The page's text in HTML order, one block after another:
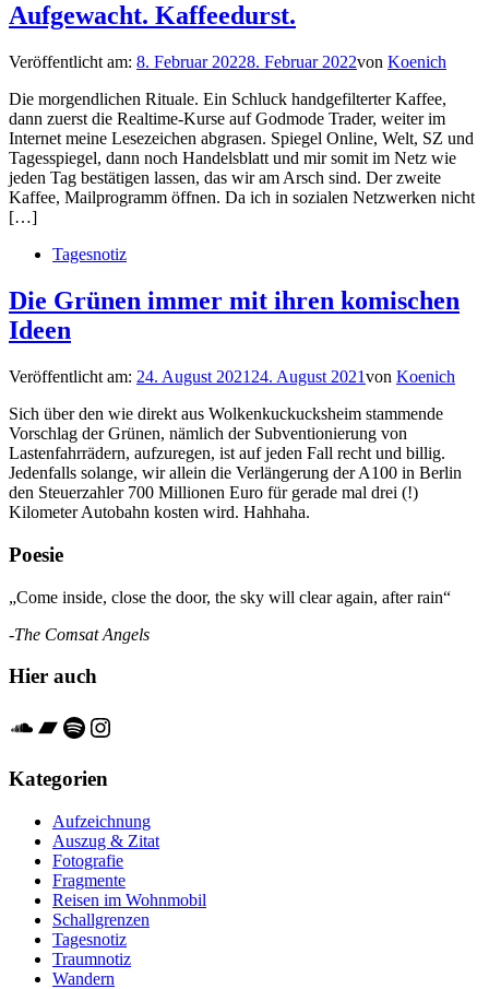
Aufgewacht. Kaffeedurst.
Veröffentlicht am: 8. Februar 20228. Februar 2022von Koenich
Die morgendlichen Rituale. Ein Schluck handgefilterter Kaffee,
dann zuerst die Realtime-Kurse auf Godmode Trader, weiter im
Internet meine Lesezeichen abgrasen. Spiegel Online, Welt, SZ und
Tagesspiegel, dann noch Handelsblatt und mir somit im Netz wie
jeden Tag bestätigen lassen, das wir am Arsch sind. Der zweite
Kaffee, Mailprogramm öffnen. Da ich in sozialen Netzwerken nicht
[…]
Tagesnotiz
Die Grünen immer mit ihren komischen
Ideen
Veröffentlicht am: 24. August 2021 24. August 2021von Koenich
Sich über den wie direkt aus Wolkenkuckucksheim stammende
Vorschlag der Grünen, nämlich der Subventionierung von
Lastenfahrrädern, aufzuregen, ist auf jeden Fall recht und billig.
Jedenfalls solange, wir allein die Verlängerung der A100 in Berlin
den Steuerzahler 700 Millionen Euro für gerade mal drei (!)
Kilometer Autobahn kosten wird. Hahhaha.
Poesie
„Come inside, close the door, the sky will clear again, after rain“
-The Comsat Angels
Hier auch
Soundcloud
Bandcamp
Spotify
Instagram
Kategorien
Aufzeichnung
Auszug & Zitat
Fotografie
Fragmente
Reisen im Wohnmobil
Schallgrenzen
Tagesnotiz
Traumnotiz
Wandern